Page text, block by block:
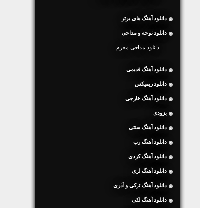
دانلود آهنگ های برتر
دانلود نوحه و مداحی
دانلود مداحی محرم
دانلود آهنگ قدیمی
دانلود ریمیکس
دانلود آهنگ خارجی
بزودی
دانلود آهنگ سنتی
دانلود آهنگ رپ
دانلود آهنگ کردی
دانلود آهنگ لری
دانلود آهنگ ترکی و آذری
دانلود آهنگ لکی